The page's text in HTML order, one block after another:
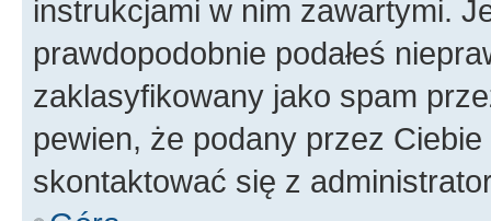
instrukcjami w nim zawartymi.
prawdopodobnie podałeś
zaklasyfikowany jako spam
pewien, że podany przez
skontaktować się z